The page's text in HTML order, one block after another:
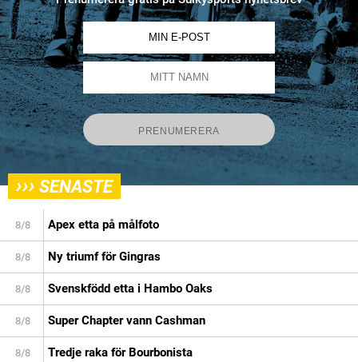
››› SENASTE
8/8 Apex etta på målfoto
8/8 Ny triumf för Gingras
8/8 Svenskfödd etta i Hambo Oaks
8/8 Super Chapter vann Cashman
8/8 Tredje raka för Bourbonista